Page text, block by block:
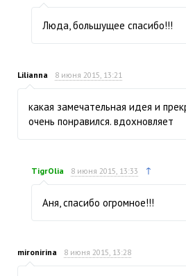
Люда, большущее спасибо!!!
Lilianna 8 июня 2015, 13:21
какая замечательная идея и
очень понравился. вдохновляет
TigrOlia 8 июня 2015, 13:33 ↑
Аня, спасибо огромное!!!
mironirina 8 июня 2015, 13:28